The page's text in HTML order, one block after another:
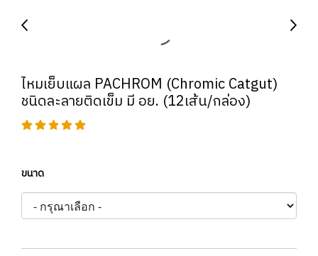
ไหมเย็บแผล PACHROM (Chromic Catgut)
ชนิดละลายติดเข็ม มี อย. (12เส้น/กล่อง)
ขนาด